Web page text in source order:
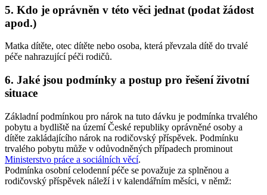
5. Kdo je oprávněn v této věci jednat (podat žádost
apod.)
Matka dítěte, otec dítěte nebo osoba, která převzala dítě do trvalé
péče nahrazující péči rodičů.
6. Jaké jsou podmínky a postup pro řešení životní
situace
Základní podmínkou pro nárok na tuto dávku je podmínka trvalého
pobytu a bydliště na území České republiky oprávněné osoby a
dítěte zakládajícího nárok na rodičovský příspěvek. Podmínku
trvalého pobytu může v odůvodněných případech prominout
Ministerstvo práce a sociálních věcí.
Podmínka osobní celodenní péče se považuje za splněnou a
rodičovský příspěvek náleží i v kalendářním měsíci, v němž: